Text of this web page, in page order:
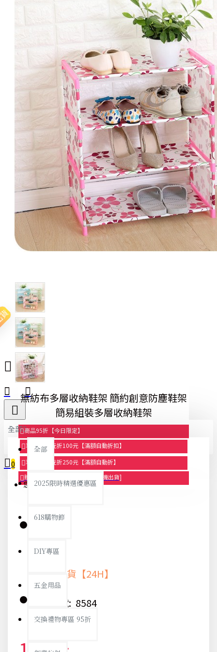
全部
全部
2025限時精選優惠區
618購物節
DIY專區
五金用品
交換禮物專區 95折
0
您的購物車內沒有商品！
無紡布多層收納鞋架 簡約創意防塵鞋架
簡易組裝多層收納鞋架
商品95折【今日限定】
享滿1000元折100元【滿額自動折扣】
享滿2000元折250元【滿額自動折】
贈品-滿899送色鉛筆文具組[隨機出貨]
庫存:
快速出貨【24H】
貨號: 8584